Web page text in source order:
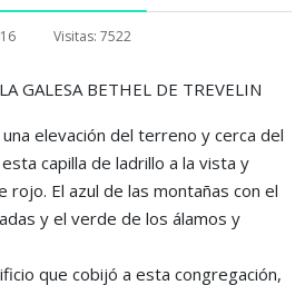
Visitas: 7522
GALESA BETHEL DE TREVELIN
elevación del terreno y cerca del
capilla de ladrillo a la vista y
rojo. El azul de las montañas con el
y el verde de los álamos y
que cobijó a esta congregación,